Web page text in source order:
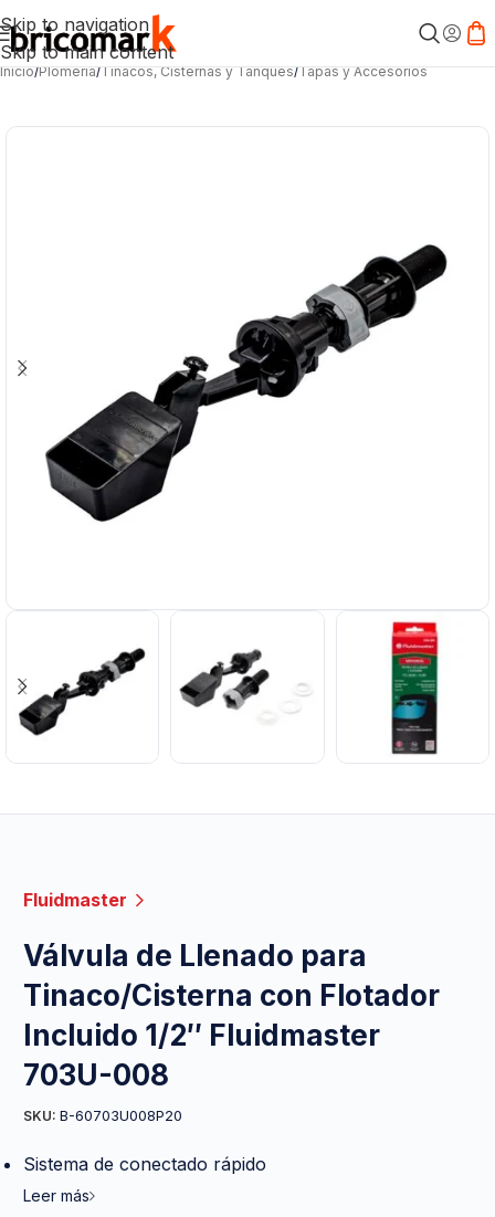
Skip to navigation
Skip to main content
Inicio/Plomería/Tinacos, Cisternas y Tanques/Tapas y Accesorios
Fluidmaster
Válvula de Llenado para
Tinaco/Cisterna con Flotador
Incluido 1/2″ Fluidmaster
703U-008
SKU: B-60703U008P20
Sistema de conectado rápido
Leer más